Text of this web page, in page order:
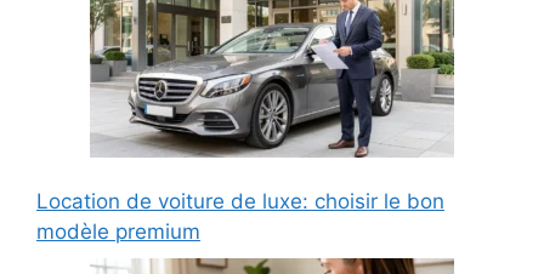
Location de voiture de luxe: choisir le bon
modèle premium